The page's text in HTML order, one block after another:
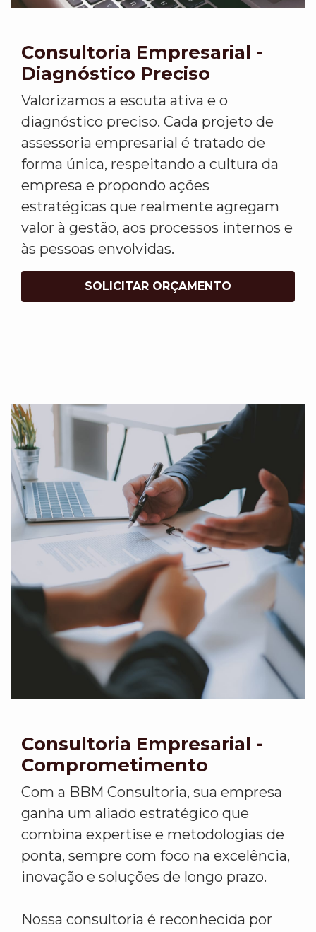
Consultoria Empresarial -
Diagnóstico Preciso
Valorizamos a escuta ativa e o
diagnóstico preciso. Cada projeto de
assessoria empresarial é tratado de
forma única, respeitando a cultura da
empresa e propondo ações
estratégicas que realmente agregam
valor à gestão, aos processos internos e
às pessoas envolvidas.
SOLICITAR ORÇAMENTO
Consultoria Empresarial -
Comprometimento
Com a BBM Consultoria, sua empresa
ganha um aliado estratégico que
combina expertise e metodologias de
ponta, sempre com foco na excelência,
inovação e soluções de longo prazo.
Nossa consultoria é reconhecida por